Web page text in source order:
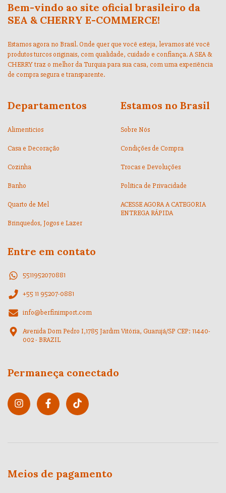
Bem-vindo ao site oficial brasileiro da
SEA & CHERRY E-COMMERCE!
Estamos agora no Brasil. Onde quer que você esteja, levamos até você
produtos turcos originais, com qualidade, cuidado e confiança. A SEA &
CHERRY traz o melhor da Turquia para sua casa, com uma experiência
de compra segura e transparente.
Departamentos
Alimenticios
Casa e Decoração
Cozinha
Banho
Quarto de Mel
Brinquedos, Jogos e Lazer
Estamos no Brasil
Sobre Nós
Condições de Compra
Trocas e Devoluções
Política de Privacidade
ACESSE AGORA A CATEGORIA
ENTREGA RÁPIDA
Entre em contato
5511952070881
+55 11 95207-0881
info@berfinimport.com
Avenida Dom Pedro I,1785 Jardim Vitória, Guarujá/SP CEP: 11440-
002 - BRAZIL
Permaneça conectado
Meios de pagamento